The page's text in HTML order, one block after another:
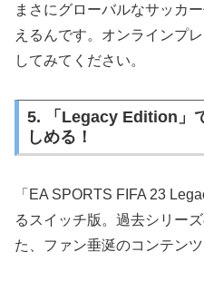
まさにグローバルなサッカ
えるんです。オンラインプ
してみてください。
5. 「Legacy Edition」
しめる！
「EA SPORTS FIFA 23
るスイッチ版。過去シリー
た、ファン垂涎のコンテンツ